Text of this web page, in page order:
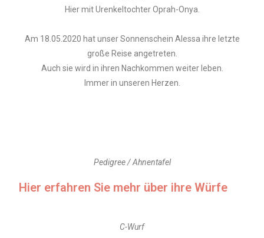
Hier mit Urenkeltochter Oprah-Onya.
Am 18.05.2020 hat unser Sonnenschein Alessa ihre letzte
große Reise angetreten.
Auch sie wird in ihren Nachkommen weiter leben.
Immer in unseren Herzen.
Pedigree / Ahnentafel
Hier erfahren Sie mehr über ihre Würfe
C-Wurf